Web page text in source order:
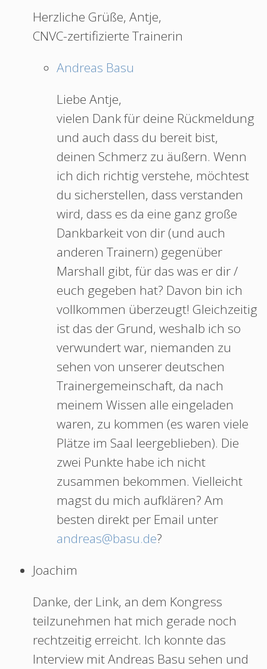
Herzliche Grüße, Antje,
CNVC-zertifizierte Trainerin
Andreas Basu
Liebe Antje,
vielen Dank für deine Rückmeldung
und auch dass du bereit bist,
deinen Schmerz zu äußern. Wenn
ich dich richtig verstehe, möchtest
du sicherstellen, dass verstanden
wird, dass es da eine ganz große
Dankbarkeit von dir (und auch
anderen Trainern) gegenüber
Marshall gibt, für das was er dir /
euch gegeben hat? Davon bin ich
vollkommen überzeugt! Gleichzeitig
ist das der Grund, weshalb ich so
verwundert war, niemanden zu
sehen von unserer deutschen
Trainergemeinschaft, da nach
meinem Wissen alle eingeladen
waren, zu kommen (es waren viele
Plätze im Saal leergeblieben). Die
zwei Punkte habe ich nicht
zusammen bekommen. Vielleicht
magst du mich aufklären? Am
besten direkt per Email unter
andreas@basu.de?
Joachim
Danke, der Link, an dem Kongress
teilzunehmen hat mich gerade noch
rechtzeitig erreicht. Ich konnte das
Interview mit Andreas Basu sehen und